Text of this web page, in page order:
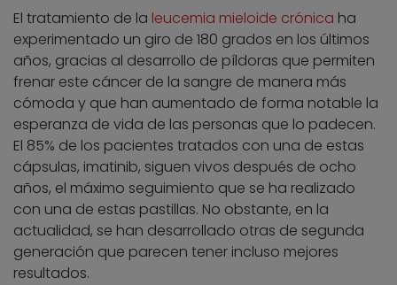
El tratamiento de la leucemia mieloide crónica ha
experimentado un giro de 180 grados en los últimos
años, gracias al desarrollo de píldoras que permiten
frenar este cáncer de la sangre de manera más
cómoda y que han aumentado de forma notable la
esperanza de vida de las personas que lo padecen.
El 85% de los pacientes tratados con una de estas
cápsulas, imatinib, siguen vivos después de ocho
años, el máximo seguimiento que se ha realizado
con una de estas pastillas. No obstante, en la
actualidad, se han desarrollado otras de segunda
generación que parecen tener incluso mejores
resultados.